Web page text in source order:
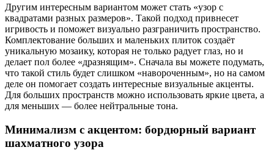
Другим интересным вариантом может стать «узор с
квадратами разных размеров». Такой подход привнесет
игривость и поможет визуально разграничить пространство.
Комплектование больших и маленьких плиток создаёт
уникальную мозаику, которая не только радует глаз, но и
делает пол более «дразнящим». Сначала вы можете подумать,
что такой стиль будет слишком «навороченным», но на самом
деле он помогает создать интересные визуальные акценты.
Для больших пространств можно использовать яркие цвета, а
для меньших — более нейтральные тона.
Минимализм с акцентом: бордюрный вариант
шахматного узора